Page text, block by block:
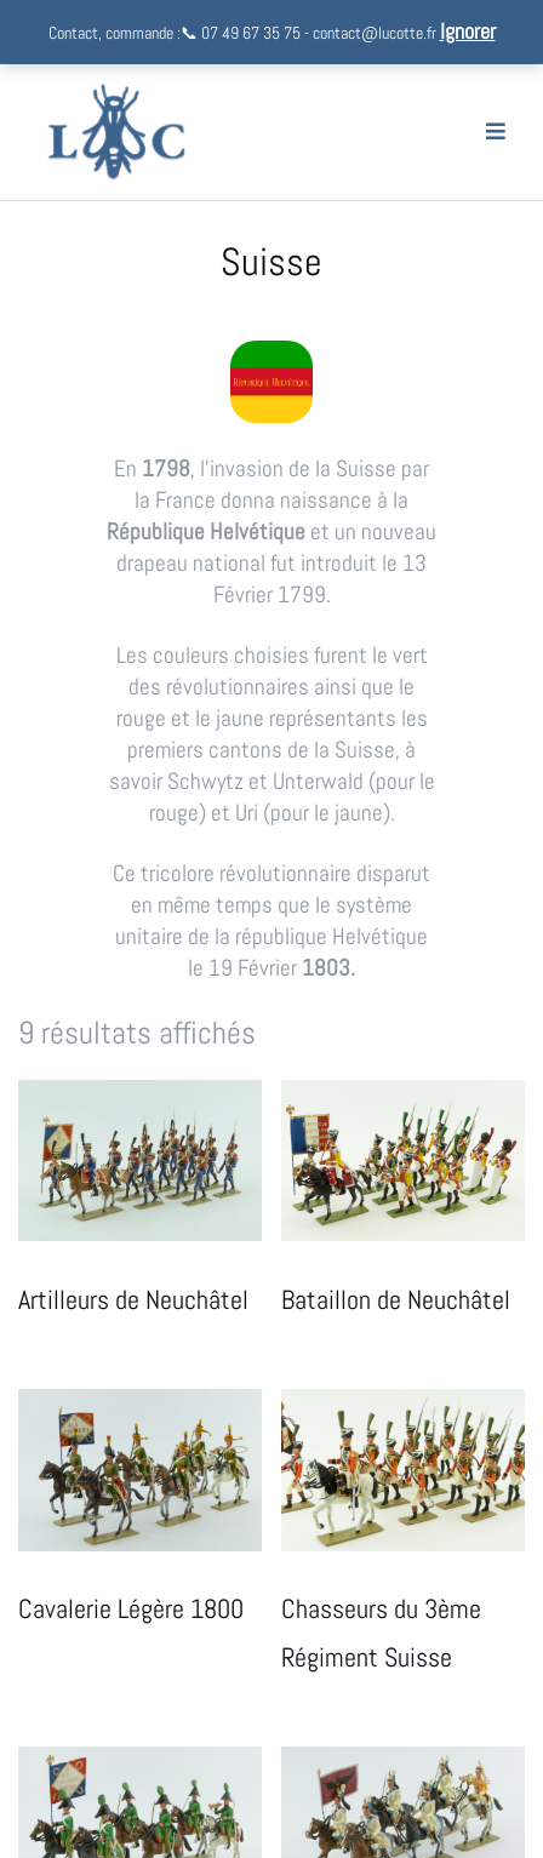
contenu
Suisse
En 1798, l’invasion de la Suisse par
la France donna naissance à la
République Helvétique et un nouveau
drapeau national fut introduit le 13
Février 1799.
Les couleurs choisies furent le vert
des révolutionnaires ainsi que le
rouge et le jaune représentants les
premiers cantons de la Suisse, à
savoir Schwytz et Unterwald (pour le
rouge) et Uri (pour le jaune).
Ce tricolore révolutionnaire disparut
en même temps que le système
unitaire de la république Helvétique
le 19 Février 1803.
9 résultats affichés
Artilleurs de Neuchâtel Bataillon de Neuchâtel
Cavalerie Légère 1800
Chasseurs du 3ème
Régiment Suisse
Contact, commande :📞 07 49 67 35 75 - contact@lucotte.fr Ignorer